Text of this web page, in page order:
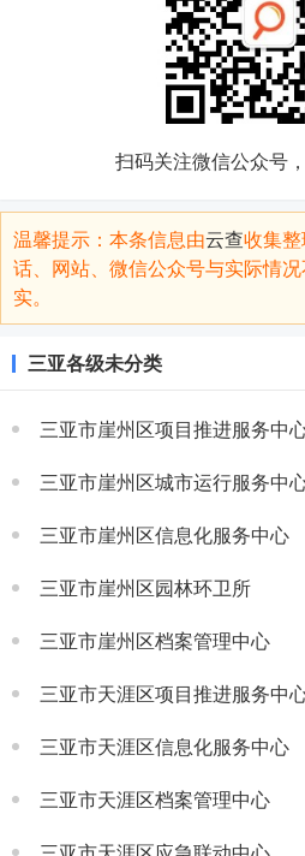
扫码关注微信公众号
温馨提示：本条信息由云查收集
话、网站、微信公众号与实际情
实。
三亚各级未分类
三亚市崖州区项目推进服务中
三亚市崖州区城市运行服务中
三亚市崖州区信息化服务中心
三亚市崖州区园林环卫所
三亚市崖州区档案管理中心
三亚市天涯区项目推进服务中
三亚市天涯区信息化服务中心
三亚市天涯区档案管理中心